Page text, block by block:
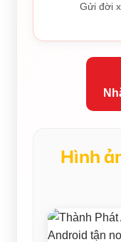
Gửi đời
Hình